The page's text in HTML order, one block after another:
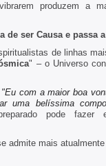
produzem a
de ser Causa e passa
de linhas
" – o Universo
"Eu com a maior boa
uma belíssima
pode fazer
admite mais